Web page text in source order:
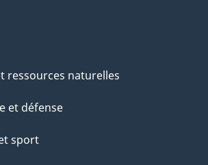
ressources naturelles
et défense
sport